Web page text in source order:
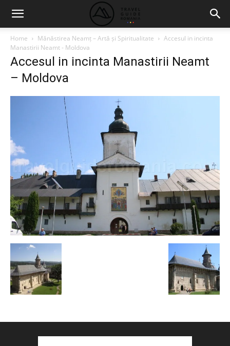
Home Mănăstirea Neamț – Artă și Spiritualitate
Accesul in incinta
Manastirii Neamt - Moldova
Accesul in incinta Manastirii Neamt
– Moldova